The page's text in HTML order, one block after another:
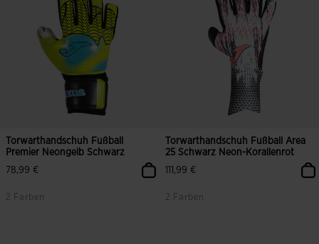
Torwarthandschuh Fußball
Premier Neongelb Schwarz
78,99 €
2 Farben
Torwarthandschuh Fußball Area
25 Schwarz Neon-Korallenrot
111,99 €
2 Farben